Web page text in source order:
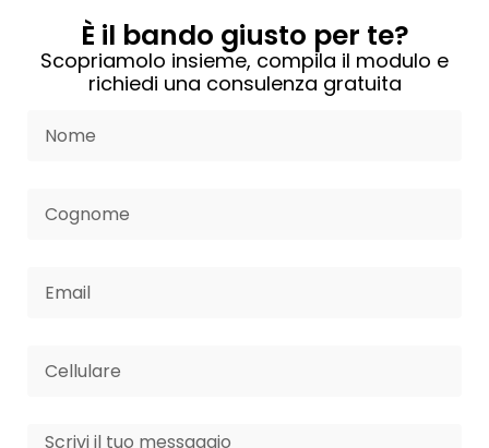
È il bando giusto per te?
Scopriamolo insieme, compila il modulo e
richiedi una consulenza gratuita